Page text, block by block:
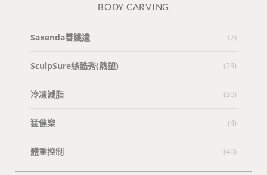
BODY CARVING
Saxenda善纖達 (7)
SculpSure絲酷秀(熱塑) (23)
冷凍減脂 (30)
猛健樂 (4)
體重控制 (40)